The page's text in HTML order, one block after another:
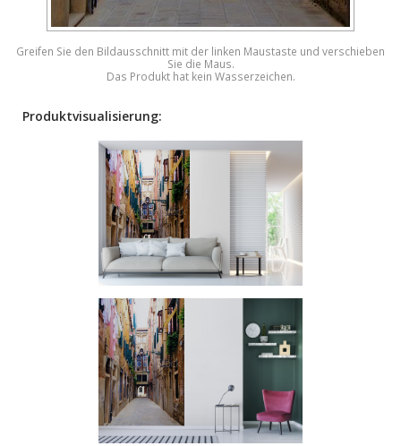
Greifen Sie den Bildausschnitt mit der linken Maustaste und verschieben
Sie die Maus.
Das Produkt hat kein Wasserzeichen.
Produktvisualisierung: